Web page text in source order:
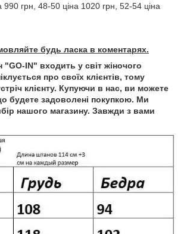
990 грн, 48-50 ціна 1020 грн, 52-54 ціна
будь ласка в коментарях.
"GO-IN" входить у світ жіночого
про своїх клієнтів, тому
клієнту. Купуючи в нас, ви можете
будете задоволені покупкою. Ми
нашого магазину. Завжди з вами